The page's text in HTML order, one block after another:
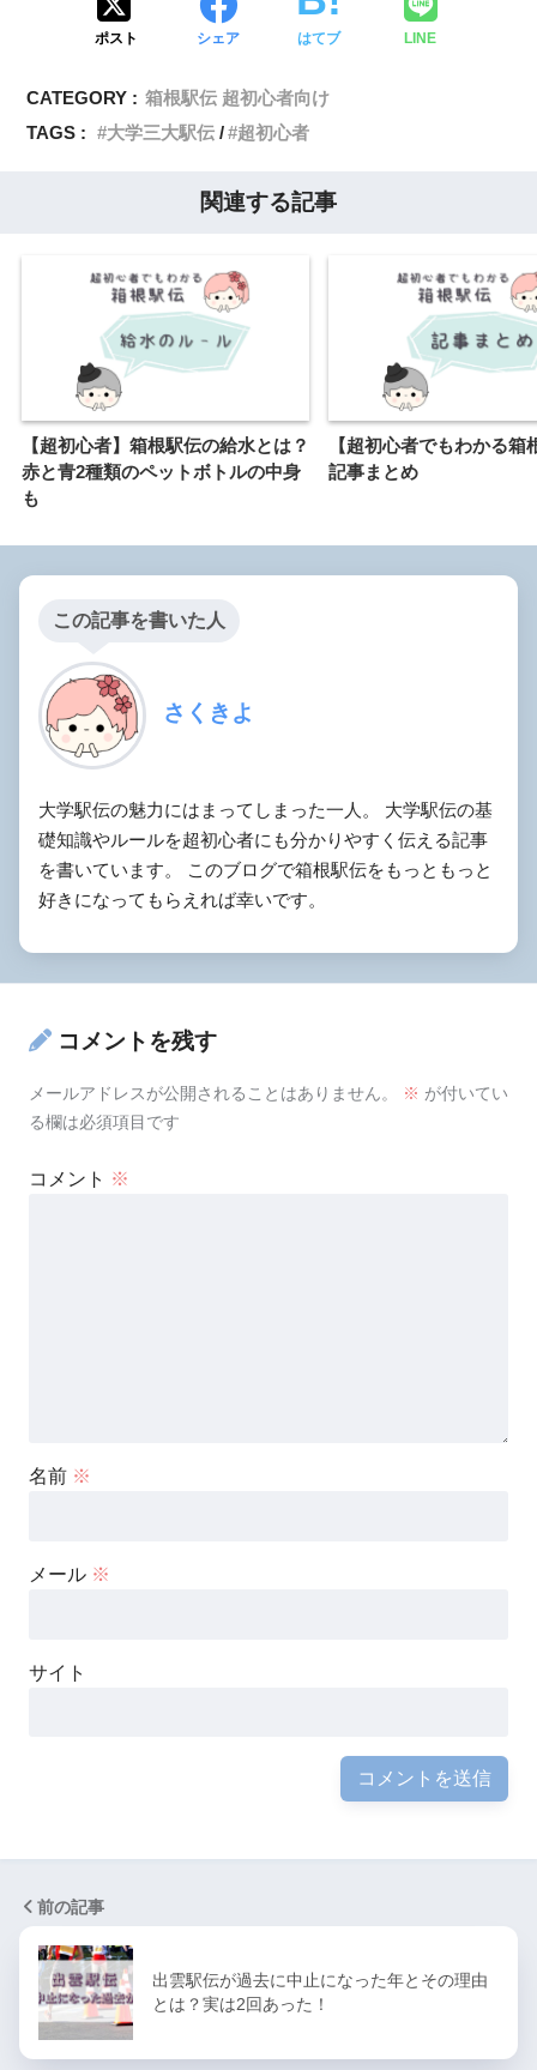
ポスト シェア はてブ LINE
CATEGORY : 箱根駅伝 超初心者向け
TAGS :
大学三大駅伝 超初心者
関連する記事
【超初心者】箱根駅伝の給水とは？
赤と青2種類のペットボトルの中身
も
【超初心者でもわかる箱
記事まとめ
この記事を書いた人
さくきよ
大学駅伝の魅力にはまってしまった一人。 大学駅伝の基
礎知識やルールを超初心者にも分かりやすく伝える記事
を書いています。 このブログで箱根駅伝をもっともっと
好きになってもらえれば幸いです。
コメントを残す
メールアドレスが公開されることはありません。 ※ が付いてい
る欄は必須項目です
コメント ※
名前 ※
メール ※
サイト
前の記事
出雲駅伝が過去に中止になった年とその理由
とは？実は2回あった！